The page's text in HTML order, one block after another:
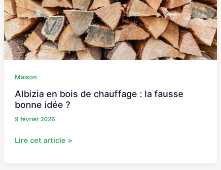
Maison
Albizia en bois de chauffage : la fausse
bonne idée ?
9 février 2026
fausse
bonne
idée
?
Lire cet article >